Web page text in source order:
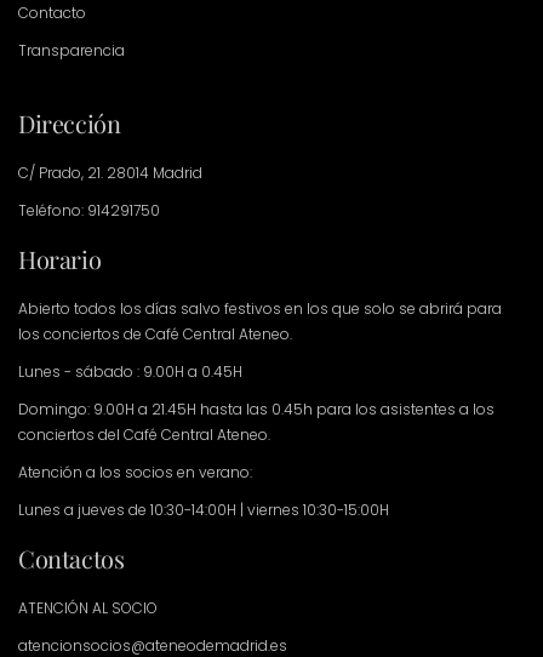
Contacto
Transparencia
Dirección
C/ Prado, 21. 28014 Madrid
Teléfono: 914291750
Horario
Abierto todos los días salvo festivos en los que solo se abrirá para
los conciertos de Café Central Ateneo.
Lunes - sábado : 9.00H a 0.45H
Domingo: 9.00H a 21.45H hasta las 0.45h para los asistentes a los
conciertos del Café Central Ateneo.
Atención a los socios en verano:
Lunes a jueves de 10:30-14:00H | viernes 10:30-15:00H
Contactos
ATENCIÓN AL SOCIO
atencionsocios@ateneodemadrid.es